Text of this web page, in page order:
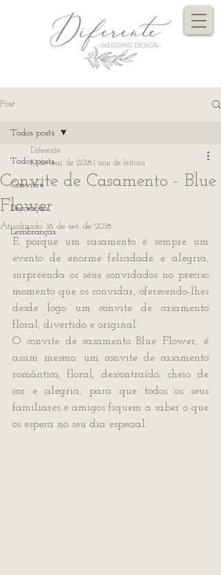
Post
Todos posts
Convites
Decoração
Lembranças
Todos posts
Convite de Casamento - Blue
Flower
Diferente
19 de mai. de 20181 min de leitura
Atualizado: 16 de set. de 2018
E porque um casamento é sempre um
evento de enorme felicidade e alegria,
surpreenda os seus convidados no preciso
momento que os convidar, oferecendo-lhes
desde logo um convite de casamento
floral, divertido e original.
O convite de casamento Blue Flower, é
assim mesmo: um convite de casamento
romântico, floral, descontraído, cheio de
cor e alegria, para que todos os seus
familiares e amigos fiquem a saber o que
os espera no seu dia especial.